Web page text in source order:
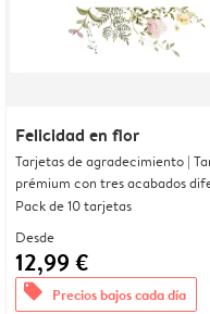
Felicidad en flor
Tarjetas de agradecimiento |
prémium con tres acabados
Pack de 10 tarjetas
Desde
12,99 €
offers Precios bajos cada día